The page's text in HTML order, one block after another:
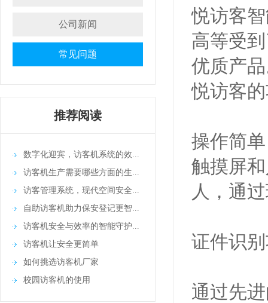
公司新闻
常见问题
推荐阅读
数字化迎宾，访客机系统的效...
访客机生产需要哪些方面的生...
访客管理系统，现代空间安全...
自助访客机助力保安登记更智...
访客机安全与效率的智能守护...
访客机让安全更简单
如何挑选访客机厂家
校园访客机的使用
悦访客
高等受
优质产
悦访客
操作简单
触摸屏
人，通
证件识
通过先